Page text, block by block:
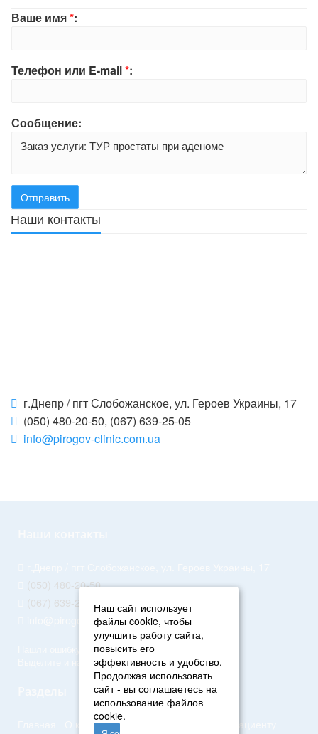
Ваше имя*:
Телефон или E-mail*:
Сообщение:
Наши контакты
г.Днепр / пгт Слобожанское, ул. Героев Украины, 17
(050) 480-20-50, (067) 639-25-05
info@pirogov-clinic.com.ua
(050) 480-20-50
(067) 639-25-05
info@pirogov-clinic.com.ua
Нашли ошибку? Сообщите нам!
Выделите и нажмите Ctr+Enter
О клинике Услуги
Наш сайт использует
файлы cookie, чтобы
улучшить работу сайта,
повысить его
эффективность и удобство.
Продолжая использовать
сайт - вы соглашаетесь на
использование файлов
cookie.